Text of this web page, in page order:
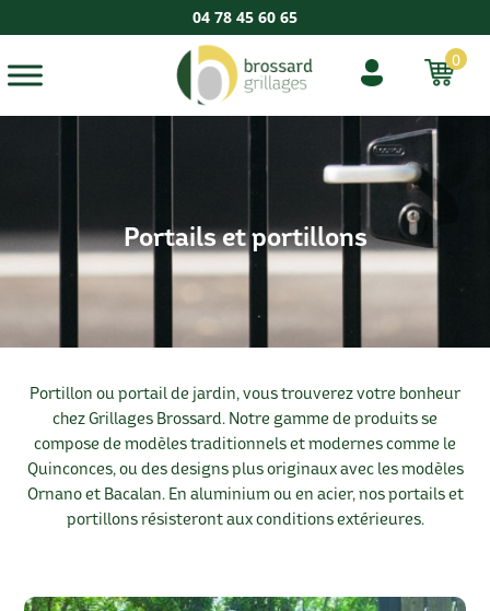
04 78 45 60 65
0
Portails et portillons
Portillon ou portail de jardin, vous trouverez votre bonheur
chez Grillages Brossard. Notre gamme de produits se
compose de modèles traditionnels et modernes comme le
Quinconces, ou des designs plus originaux avec les modèles
Ornano et Bacalan. En aluminium ou en acier, nos portails et
portillons résisteront aux conditions extérieures.